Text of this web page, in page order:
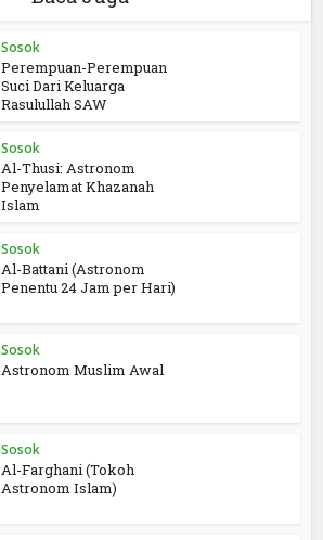
Sosok
Perempuan-Perempuan
Suci Dari Keluarga
Rasulullah SAW
Sosok
Al-Thusi: Astronom
Penyelamat Khazanah
Islam
Sosok
Al-Battani (Astronom
Penentu 24 Jam per Hari)
Sosok
Astronom Muslim Awal
Sosok
Al-Farghani (Tokoh
Astronom Islam)